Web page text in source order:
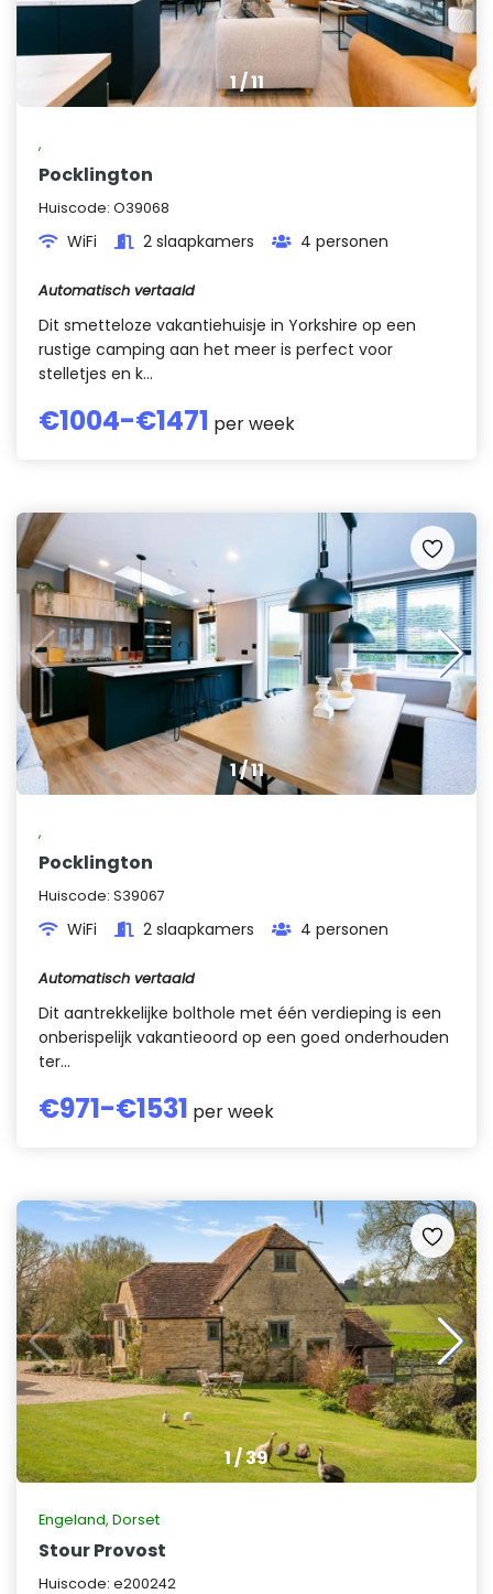
1/11
,
Pocklington
Huiscode: O39068
WiFi 2 slaapkamers 4 personen
Automatisch vertaald
Dit smetteloze vakantiehuisje in Yorkshire op een
rustige camping aan het meer is perfect voor
stelletjes en k...
€1004-€1471 per week
1/11
,
Pocklington
Huiscode: S39067
WiFi 2 slaapkamers 4 personen
Automatisch vertaald
Dit aantrekkelijke bolthole met één verdieping is een
onberispelijk vakantieoord op een goed onderhouden
ter...
€971-€1531 per week
1/39
Engeland, Dorset
Stour Provost
Huiscode: e200242